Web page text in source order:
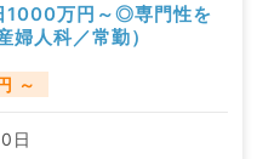
1000万円～◎専門性を
婦人科／常勤）
～
日